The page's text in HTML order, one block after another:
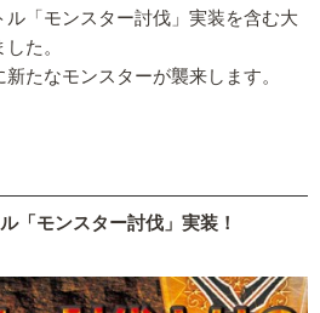
ル「モンスター討伐」実装を含む大
た。
たなモンスターが襲来します。
「モンスター討伐」実装！